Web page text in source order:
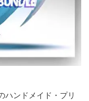
ハンドメイド・プリ